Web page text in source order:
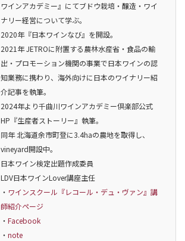
ワインアカデミー』にてブドウ栽培・醸造・ワイ
ナリー経営について学ぶ。
2020年『日本ワインなび』を開設。
2021年 JETROに附置する農林水産省・食品の輸
出・プロモーション機関の事業で日本ワインの認
知業務に携わり、海外向けに日本のワイナリー紹
介記事を執筆。
2024年より千曲川ワインアカデミー倶楽部公式
HP『生産者ストーリー』執筆。
同年 北海道余市町登に3.4haの農地を取得し、
vineyard開設中。
日本ワイン検定出題作成委員
LDV日本ワインLover講座主任
・ ワインスクール『レコール・デュ・ヴァン』講
師紹介ページ
・ Facebook
・ note